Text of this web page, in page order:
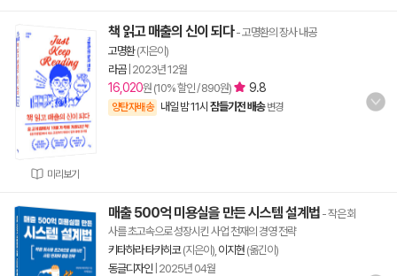
미리보기
책 읽고 매출의 신이 되다- 고명환의 장사 내공
고명환(지은이)
라곰| 2023년 12월
16,020원 (10% 할인 / 890원) 9.8
양탄자배송 내일 밤 11시 잠들기전 배송 변경
매출 500억 미용실을 만든 시스템 설계법 - 작은 회
사를 초고속으로 성장시킨 사업 천재의 경영 전략
키타하라 타카히코(지은이), 이지현 (옮긴이)
동글디자인 2025년 04월